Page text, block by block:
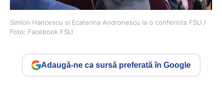
Simion Hancescu si Ecaterina Andronescu la o conferinta FSLI /
Foto: Facebook FSLI
Adaugă-ne ca sursă preferată în Google